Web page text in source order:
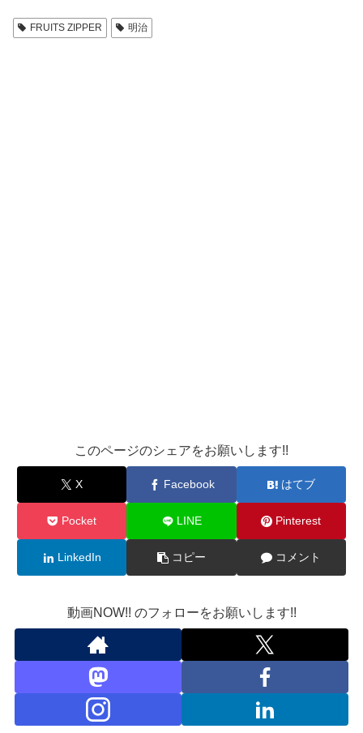
FRUITS ZIPPER 明治
このページのシェアをお願いします!!
X Facebook はてブ
Pocket LINE Pinterest
LinkedIn コピー コメント
動画NOW!! のフォローをお願いします!!